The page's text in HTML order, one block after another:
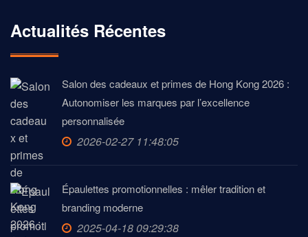
Actualités Récentes
Salon des cadeaux et primes de Hong Kong 2026 :
Autonomiser les marques par l’excellence
personnalisée
2026-02-27 11:48:05
Épaulettes promotionnelles : mêler tradition et
branding moderne
2025-04-18 09:29:38